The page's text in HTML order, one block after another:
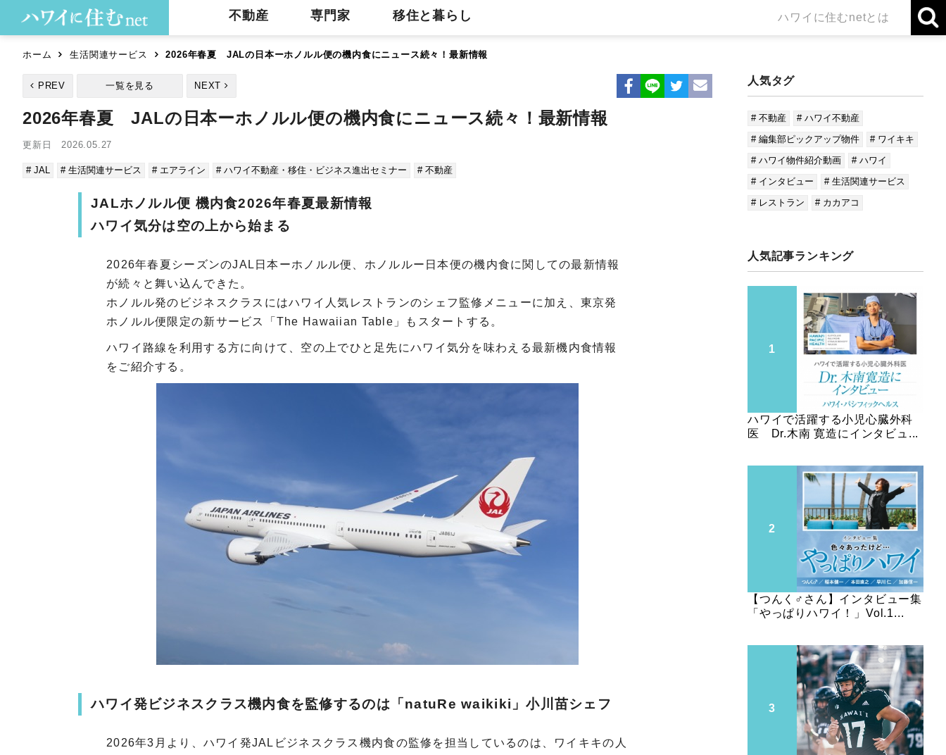
不動産 専門家 移住と暮らし ハワイに住むnetとは
ホーム 生活関連サービス 2026年春夏 JALの日本ーホノルル便の機内食にニュース続々！最新情報
PREV 一覧を見る NEXT
2026年春夏 JALの日本ーホノルル便の機内食にニュース続々！最新情報
更新日 2026.05.27
# JAL # 生活関連サービス # エアライン # ハワイ不動産・移住・ビジネス進出セミナー # 不動産
JALホノルル便 機内食2026年春夏最新情報
ハワイ気分は空の上から始まる
2026年春夏シーズンのJAL日本ーホノルル便、ホノルルー日本便の機内食に関しての最新情報
が続々と舞い込んできた。
ホノルル発のビジネスクラスにはハワイ人気レストランのシェフ監修メニューに加え、東京発
ホノルル便限定の新サービス「The Hawaiian Table」もスタートする。
ハワイ路線を利用する方に向けて、空の上でひと足先にハワイ気分を味わえる最新機内食情報
をご紹介する。
ハワイ発ビジネスクラス機内食を監修するのは「natuRe waikiki」小川苗シェフ
2026年3月より、ハワイ発JALビジネスクラス機内食の監修を担当しているのは、ワイキキの人
人気タグ
# 不動産
# ハワイ不動産
# 編集部ピックアップ物件
# ワイキキ
# ハワイ物件紹介動画
# ハワイ
# インタビュー
# 生活関連サービス
# レストラン
# カカアコ
人気記事ランキング
ハワイで活躍する小児心臓外科
医 Dr.木南 寛造にインタビュ...
【つんく♂さん】インタビュー集
「やっぱりハワイ！」Vol.1...